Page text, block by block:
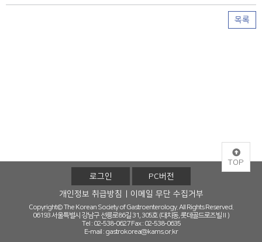
목록
TOP
로그인
PC버전
개인정보 취급방침
이메일 무단 수집거부
Copyright© The Korean Society of Gastroenterology. All Rights Reserved.
06193 서울특별시 강남구 선릉로86길 31, 305호 (대치동, 롯데골드로즈빌Ⅱ)
Tel : 02-538-0627 Fax : 02-538-0635
E-mail : gastrokorea@kams.or.kr